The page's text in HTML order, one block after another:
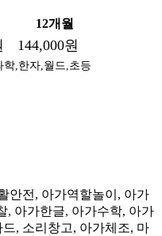
12개월
144,000원
,한자,월드,초등
안전, 아가역할놀이, 아가
, 아가한글, 아가수학, 아가
, 소리창고, 아가체조, 마